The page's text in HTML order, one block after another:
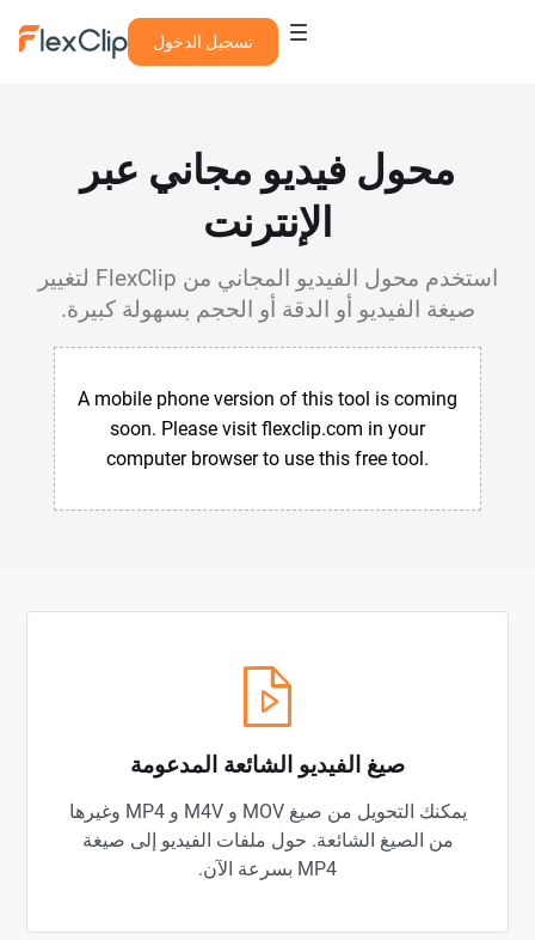
تسجيل الدخول
محول فيديو مجاني عبر
الإنترنت
استخدم محول الفيديو المجاني من FlexClip لتغيير
صيغة الفيديو أو الدقة أو الحجم بسهولة كبيرة.
A mobile phone version of this tool is coming
soon. Please visit flexclip.com in your
computer browser to use this free tool.
صيغ الفيديو الشائعة المدعومة
يمكنك التحويل من صيغ MOV و M4V و MP4 وغيرها
من الصيغ الشائعة. حول ملفات الفيديو إلى صيغة
MP4 بسرعة الآن.